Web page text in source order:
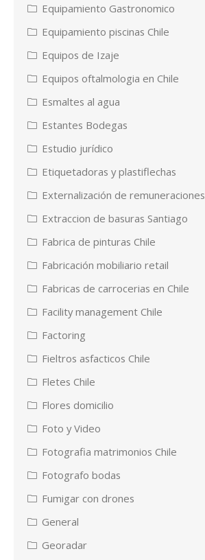
Equipamiento Gastronomico
Equipamiento piscinas Chile
Equipos de Izaje
Equipos oftalmologia en Chile
Esmaltes al agua
Estantes Bodegas
Estudio jurídico
Etiquetadoras y plastiflechas
Externalización de remuneraciones
Extraccion de basuras Santiago
Fabrica de pinturas Chile
Fabricación mobiliario retail
Fabricas de carrocerias en Chile
Facility management Chile
Factoring
Fieltros asfacticos Chile
Fletes Chile
Flores domicilio
Foto y Video
Fotografia matrimonios Chile
Fotografo bodas
Fumigar con drones
General
Georadar